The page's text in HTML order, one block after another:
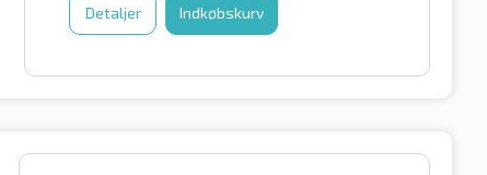
Detaljer Indkøbskurv